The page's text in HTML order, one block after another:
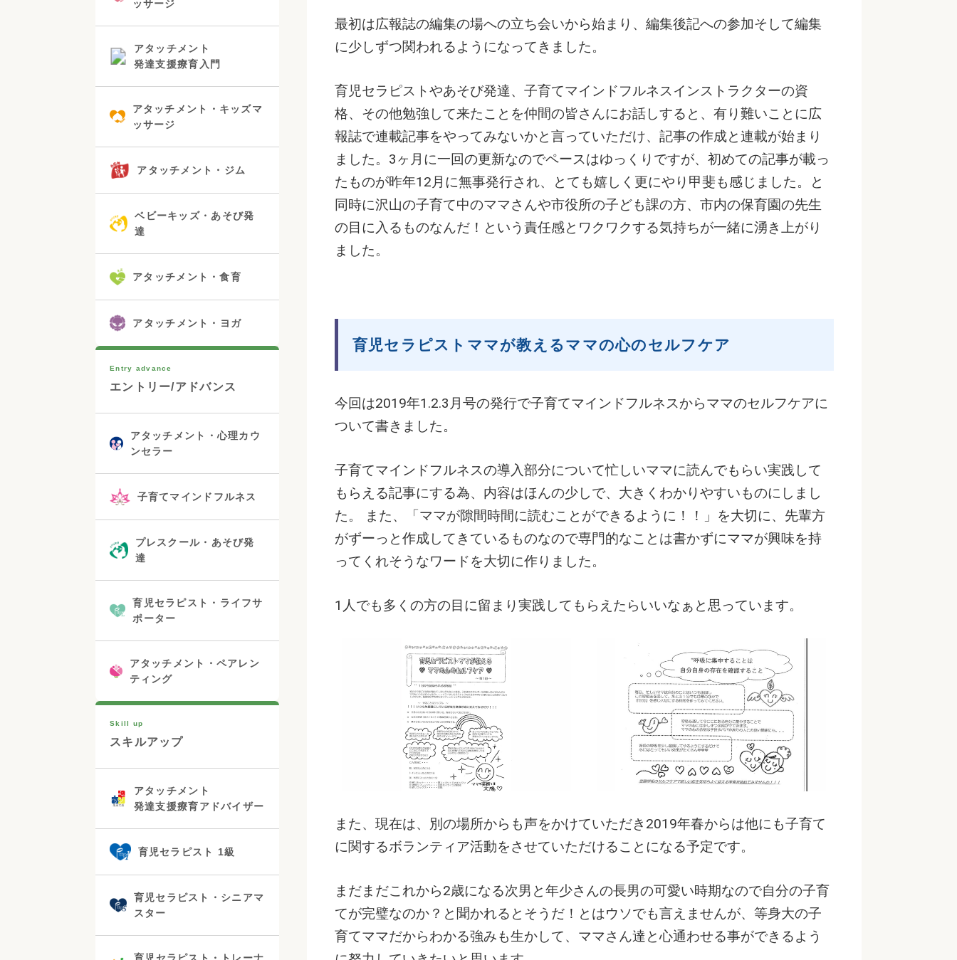
最初は広報誌の編集の場への立ち会いから始まり、編集後記への参加そして編集
に少しずつ関われるようになってきました。
育児セラピストやあそび発達、子育てマインドフルネスインストラクターの資
格、その他勉強して来たことを仲間の皆さんにお話しすると、有り難いことに広
報誌で連載記事をやってみないかと言っていただけ、記事の作成と連載が始まり
ました。3ヶ月に一回の更新なのでペースはゆっくりですが、初めての記事が載っ
たものが昨年12月に無事発行され、とても嬉しく更にやり甲斐も感じました。と
同時に沢山の子育て中のママさんや市役所の子ども課の方、市内の保育園の先生
の目に入るものなんだ！という責任感とワクワクする気持ちが一緒に湧き上がり
ました。
育児セラピストママが教えるママの心のセルフケア
今回は2019年1.2.3月号の発行で子育てマインドフルネスからママのセルフケアに
ついて書きました。
子育てマインドフルネスの導入部分について忙しいママに読んでもらい実践して
もらえる記事にする為、内容はほんの少しで、大きくわかりやすいものにしまし
た。 また、「ママが隙間時間に読むことができるように！！」を大切に、先輩方
がずーっと作成してきているものなので専門的なことは書かずにママが興味を持
ってくれそうなワードを大切に作りました。
1人でも多くの方の目に留まり実践してもらえたらいいなぁと思っています。
また、現在は、別の場所からも声をかけていただき2019年春からは他にも子育て
に関するボランティア活動をさせていただけることになる予定です。
まだまだこれから2歳になる次男と年少さんの長男の可愛い時期なので自分の子育
てが完璧なのか？と聞かれるとそうだ！とはウソでも言えませんが、等身大の子
育てママだからわかる強みも生かして、ママさん達と心通わせる事ができるよう
ッサージ
アタッチメント
発達支援療育入門
アタッチメント・キッズマ
ッサージ
アタッチメント・ジム
ベビーキッズ・あそび発
達
アタッチメント・食育
アタッチメント・ヨガ
Entry advance
エントリー/アドバンス
アタッチメント・心理カウ
ンセラー
子育てマインドフルネス
プレスクール・あそび発
達
育児セラピスト・ライフサ
ポーター
アタッチメント・ペアレン
ティング
Skill up
スキルアップ
アタッチメント
発達支援療育アドバイザー
育児セラピスト 1級
育児セラピスト・シニアマ
スター
育児セラピスト・トレーナ